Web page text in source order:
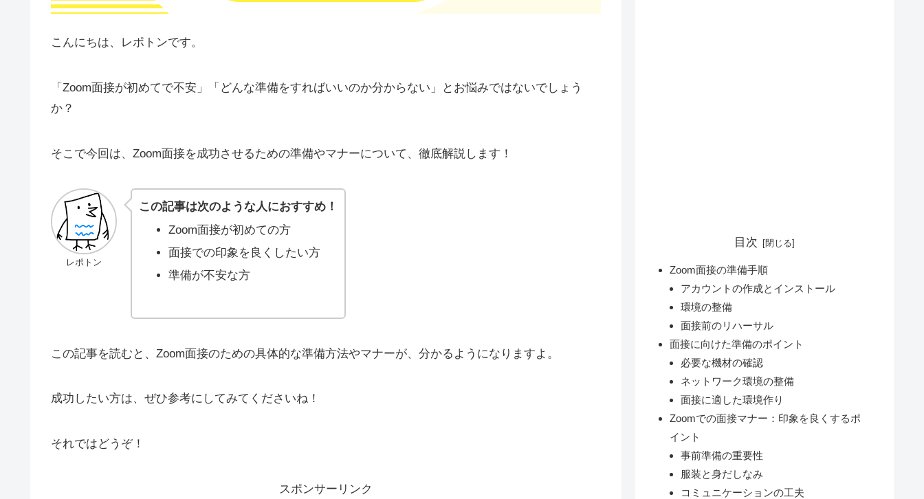
こんにちは、レポトンです。
「Zoom面接が初めてで不安」「どんな準備をすればいいのか分からない」とお悩みではないでしょう
か？
そこで今回は、Zoom面接を成功させるための準備やマナーについて、徹底解説します！
レポトン
この記事は次のような人におすすめ！
Zoom面接が初めての方
面接での印象を良くしたい方
準備が不安な方
この記事を読むと、Zoom面接のための具体的な準備方法やマナーが、分かるようになりますよ。
成功したい方は、ぜひ参考にしてみてくださいね！
それではどうぞ！
スポンサーリンク
目次
Zoom面接の準備手順
アカウントの作成とインストール
環境の整備
面接前のリハーサル
面接に向けた準備のポイント
必要な機材の確認
ネットワーク環境の整備
面接に適した環境作り
Zoomでの面接マナー：印象を良くするポ
イント
事前準備の重要性
服装と身だしなみ
コミュニケーションの工夫